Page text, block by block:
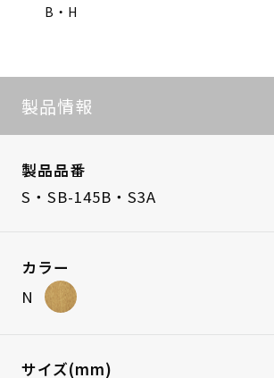
B・H
製品情報
製品品番
S・SB-145B・S3A
カラー
N
サイズ(mm)